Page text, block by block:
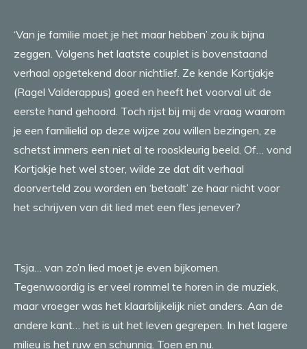
‘Van je familie moet je het maar hebben’ zou ik bijna
zeggen. Volgens het laatste couplet is bovenstaand
verhaal opgetekend door nichtlief. Ze kende Kortjakje
(Ragel Valderappus) goed en heeft het voorval uit de
eerste hand gehoord. Toch rijst bij mij de vraag waarom
je een familielid op deze wijze zou willen bezingen, ze
schetst immers een niet al te rooskleurig beeld. Of… vond
Kortjakje het wel stoer, wilde ze dat dit verhaal
doorverteld zou worden en ‘betaalt’ ze haar nicht voor
het schrijven van dit lied met een fles jenever?
Tsja… van zo’n lied moet je even bijkomen.
Tegenwoordig is er veel rommel te horen in de muziek,
maar vroeger was het klaarblijkelijk niet anders. Aan de
andere kant… het is uit het leven gegrepen. In het lagere
milieu is het ruw en schunnig. Toen en nu.